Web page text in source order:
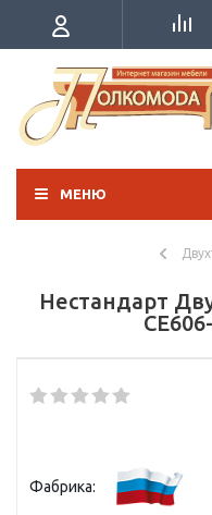
МЕНЮ
Нестандарт
Фабрика: